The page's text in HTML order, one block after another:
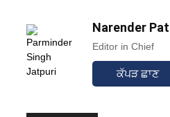
Narender
Editor in Chief
ਕੱਪੜ ਛਾਣ